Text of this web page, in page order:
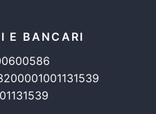
E BANCARI